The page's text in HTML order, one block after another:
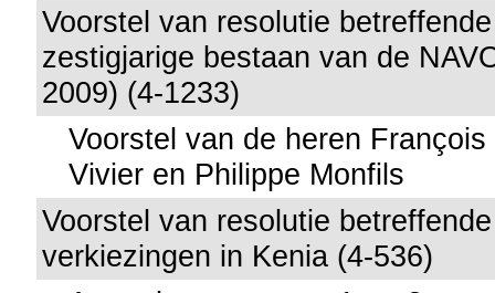
Voorstel van resolutie
zestigjarige bestaan van de
2009) (4-1233)
Voorstel van de heren
Vivier en Philippe Monfils
Voorstel van resolutie
verkiezingen in Kenia (4-536)